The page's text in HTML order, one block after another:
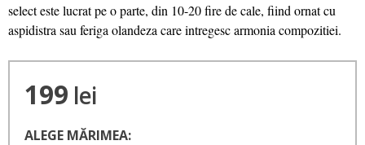
select este lucrat pe o parte, din 10-20 fire de cale, fiind ornat cu
aspidistra sau feriga olandeza care intregesc armonia compozitiei.
199 lei
ALEGE MĂRIMEA: